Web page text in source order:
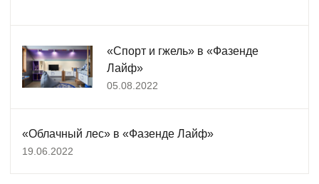
«Спорт и гжель» в «Фазенде
Лайф»
05.08.2022
«Облачный лес» в «Фазенде Лайф»
19.06.2022